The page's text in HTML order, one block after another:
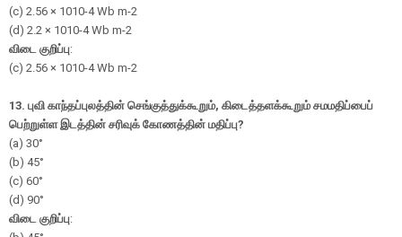
(c) 2.56 × 1010-4Wb m-2
(d) 2.2 × 1010-4Wb m-2
விடை குறிப்பு:
(c) 2.56 × 1010-4Wb m-2
13. புவி காந்தப்புலத்தின் செங்குத்துக்கூறும், கிடைத்தளக்கூறும் சமமதிப்பைப்
பெற்றுள்ள இடத்தின் சரிவுக் கோணத்தின் மதிப்பு?
(a) 30°
(b) 45°
(c) 60°
(d) 90°
விடை குறிப்பு: